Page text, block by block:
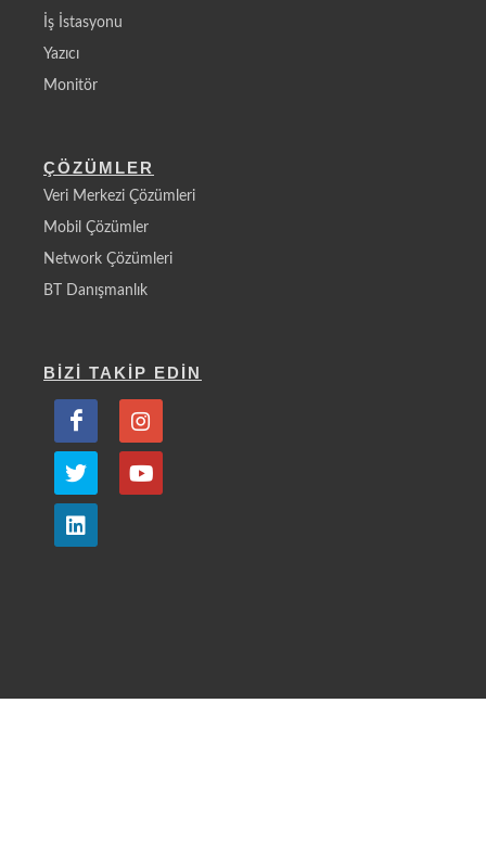
İş İstasyonu
Yazıcı
Monitör
ÇÖZÜMLER
Veri Merkezi Çözümleri
Mobil Çözümler
Network Çözümleri
BT Danışmanlık
BİZİ TAKİP EDİN